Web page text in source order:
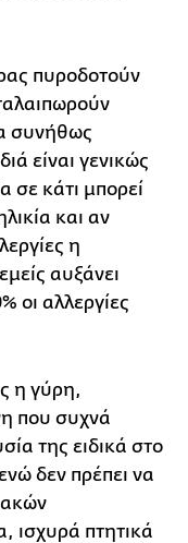
πυροδοτούν
συνήθως
είναι γενικώς
σε κάτι μπορεί
και αν
η
αυξάνει
οι αλλεργίες
η γύρη,
που συχνά
της ειδικά στο
δεν πρέπει να
ισχυρά πτητικά